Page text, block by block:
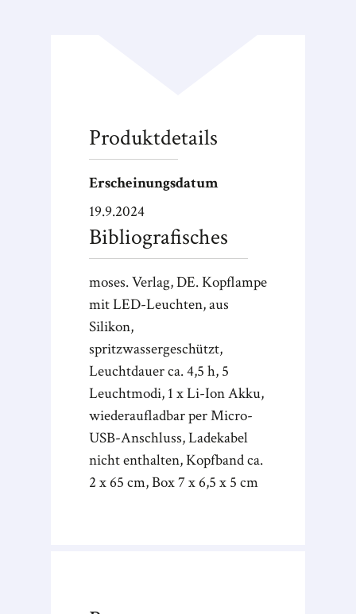
Produktdetails
Erscheinungsdatum
19.9.2024
Bibliografisches
moses. Verlag, DE. Kopflampe
mit LED-Leuchten, aus
Silikon,
spritzwassergeschützt,
Leuchtdauer ca. 4,5 h, 5
Leuchtmodi, 1 x Li-Ion Akku,
wiederaufladbar per Micro-
USB-Anschluss, Ladekabel
nicht enthalten, Kopfband ca.
2 x 65 cm, Box 7 x 6,5 x 5 cm